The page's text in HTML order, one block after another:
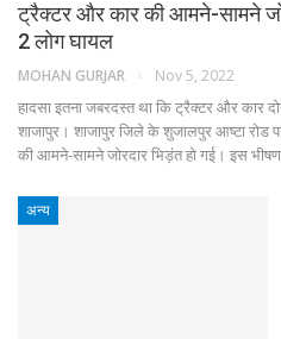
ट्रैक्टर और कार की आमने-सामने
2 लोग घायल
MOHAN GURJAR Nov 5, 2022
हादसा इतना जबरदस्त था कि ट्रैक्टर और कार
शाजापुर। शाजापुर जिले के शुजालपुर आष्टा रोड
की आमने-सामने जोरदार भिड़ंत हो गई। इस
अन्य